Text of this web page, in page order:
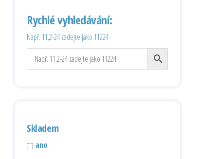
Rychlé vyhledávání:
Např. 11,2-24 zadejte jako 11224
Skladem
ano